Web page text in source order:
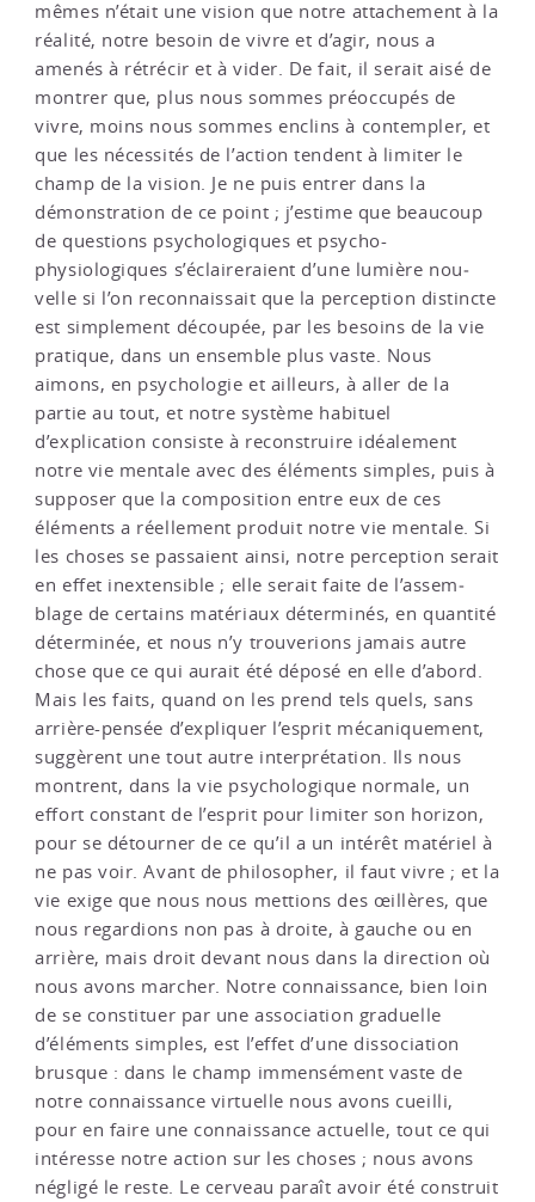
mêmes n’était une vision que notre attachement à la
réalité, notre besoin de vivre et d’agir, nous a
amenés à rétrécir et à vider. De fait, il serait aisé de
montrer que, plus nous sommes préoccupés de
vivre, moins nous sommes enclins à contempler, et
que les nécessités de l’action tendent à limiter le
champ de la vision. Je ne puis entrer dans la
démonstration de ce point ; j’estime que beaucoup
de questions psychologiques et psycho-
physiologiques s’éclaireraient d’une lumière nou­
velle si l’on reconnaissait que la perception distincte
est simplement découpée, par les besoins de la vie
pratique, dans un ensemble plus vaste. Nous
aimons, en psychologie et ailleurs, à aller de la
partie au tout, et notre système habituel
d’explication consiste à reconstruire idéalement
notre vie mentale avec des éléments simples, puis à
supposer que la composition entre eux de ces
éléments a réellement produit notre vie mentale. Si
les choses se passaient ainsi, notre perception serait
en effet inextensible ; elle serait faite de l’assem­
blage de certains matériaux déterminés, en quantité
déterminée, et nous n’y trouverions jamais autre
chose que ce qui aurait été déposé en elle d’abord.
Mais les faits, quand on les prend tels quels, sans
arrière-pensée d’expliquer l’esprit mécaniquement,
suggèrent une tout autre interprétation. Ils nous
montrent, dans la vie psychologique normale, un
effort constant de l’esprit pour limiter son horizon,
pour se détourner de ce qu’il a un intérêt matériel à
ne pas voir. Avant de philosopher, il faut vivre ; et la
vie exige que nous nous mettions des œillères, que
nous regardions non pas à droite, à gauche ou en
arrière, mais droit devant nous dans la direction où
nous avons marcher. Notre connaissance, bien loin
de se constituer par une association graduelle
d’éléments simples, est l’effet d’une dissociation
brusque : dans le champ immensément vaste de
notre connaissance virtuelle nous avons cueilli,
pour en faire une connaissance actuelle, tout ce qui
intéresse notre action sur les choses ; nous avons
négligé le reste. Le cerveau paraît avoir été construit